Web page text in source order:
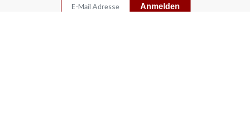
Anmelden